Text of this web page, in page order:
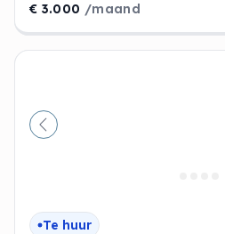
€ 3.000 /maand
Vorige
Te huur